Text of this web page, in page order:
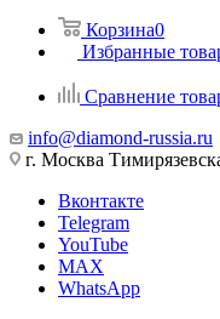
Корзина0
Избранные
Сравнение
info@diamond-russia.ru
г. Москва
Вконтакте
Telegram
YouTube
MAX
WhatsApp